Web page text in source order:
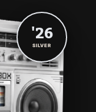
'26
SILVER